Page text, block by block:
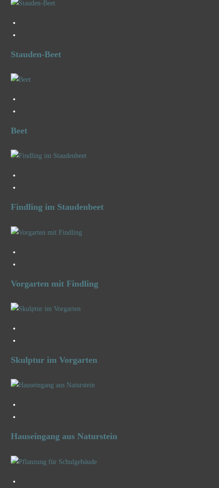
Stauden-Beet
Beet
Findling im Staudenbeet
Vorgarten mit Findling
Skulptur im Vorgarten
Hauseingang aus Naturstein